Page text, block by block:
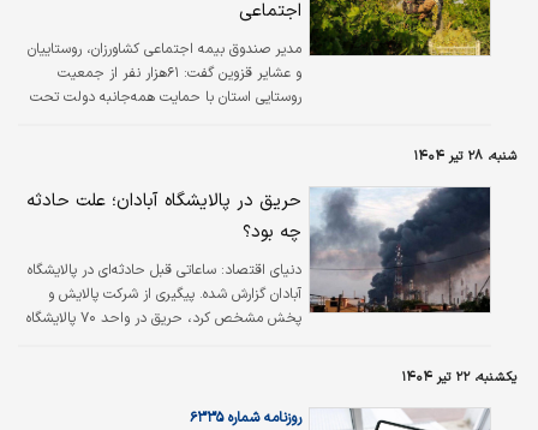
اجتماعی
مدیر صندوق بیمه اجتماعی کشاورزان، روستاییان
و عشایر قزوین گفت: ۶۱‌هزار نفر از جمعیت
روستایی استان با حمایت همه‌جانبه دولت تحت
شنبه، ۲۸ تیر ۱۴۰۴
حریق در پالایشگاه آبادان؛ علت حادثه
چه بود؟
دنیای اقتصاد: ساعاتی قبل حادثه‌ای در پالایشگاه
آبادان گزارش شده. پیگیری از شرکت پالایش و
پخش مشخص کرد، حریق در واحد ۷۰ پالایشگاه
یکشنبه، ۲۲ تیر ۱۴۰۴
روزنامه شماره ۶۳۳۵